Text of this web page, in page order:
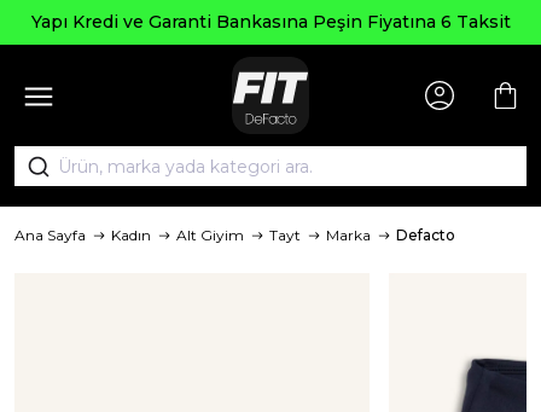
Yapı Kredi ve Garanti Bankasına Peşin Fiyatına 6 Taksit
Ana Sayfa Kadın Alt Giyim Tayt Marka Defacto